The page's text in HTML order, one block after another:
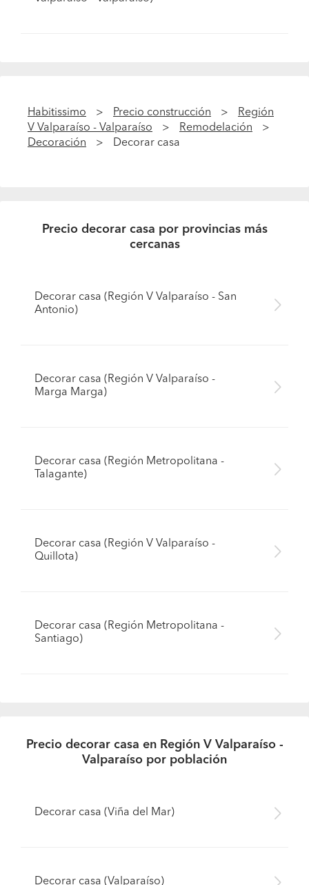
Habitissimo Precio construcción
Región
V Valparaíso - Valparaíso
Remodelación
Decoración
Decorar casa
Precio decorar casa por provincias más
cercanas
Decorar casa (Región V Valparaíso - San
Antonio)
Decorar casa (Región V Valparaíso -
Marga Marga)
Decorar casa (Región Metropolitana -
Talagante)
Decorar casa (Región V Valparaíso -
Quillota)
Decorar casa (Región Metropolitana -
Santiago)
Precio decorar casa en Región V Valparaíso -
Valparaíso por población
Decorar casa (Viña del Mar)
Decorar casa (Valparaíso)